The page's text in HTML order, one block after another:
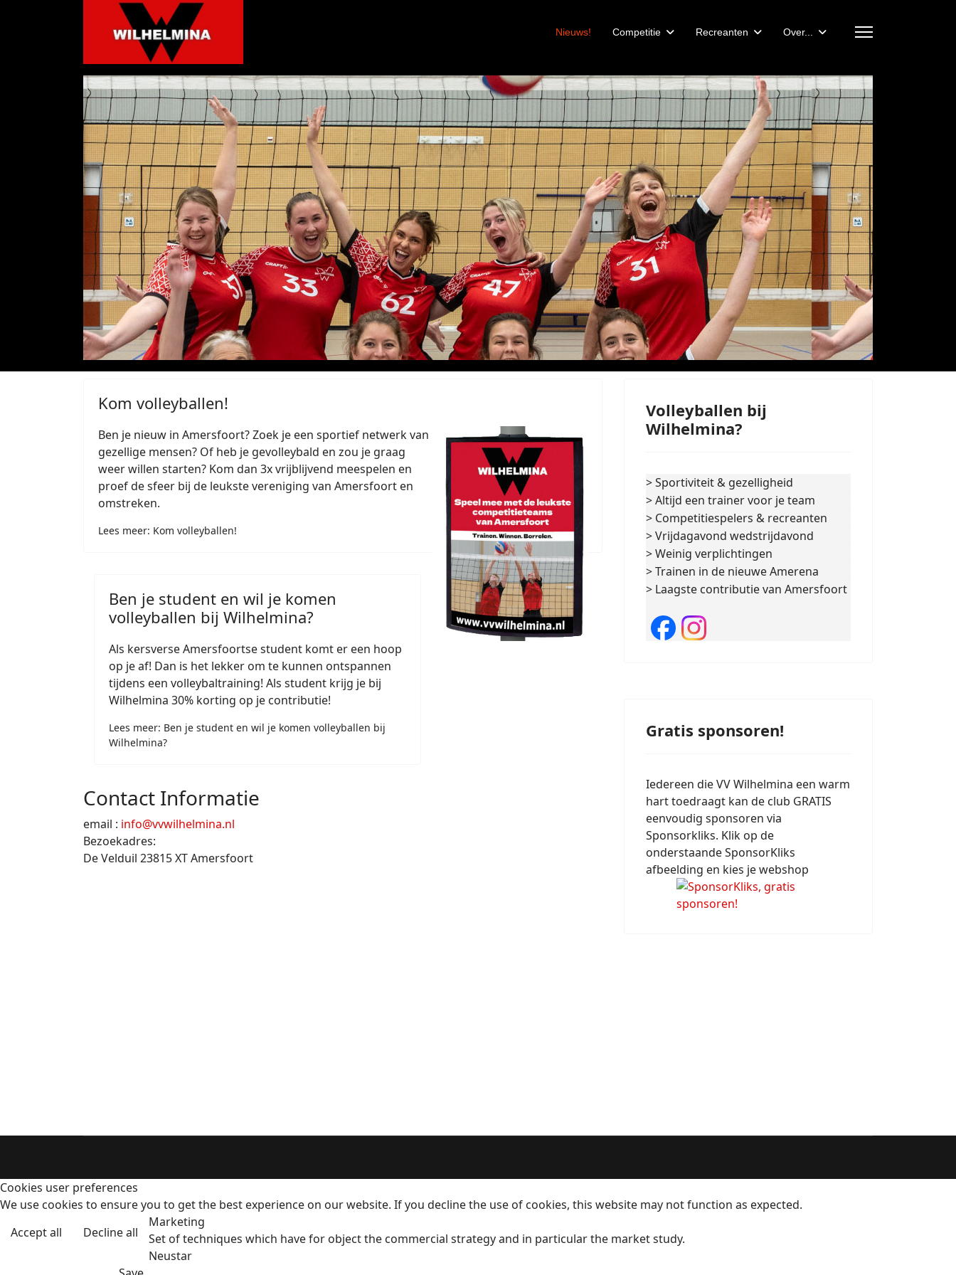
Nieuws! Competitie Recreanten Over...
Kom volleyballen!
Ben je nieuw in Amersfoort? Zoek je een sportief netwerk van
gezellige mensen? Of heb je gevolleybald en zou je graag
weer willen starten? Kom dan 3x vrijblijvend meespelen en
proef de sfeer bij de leukste vereniging van Amersfoort en
omstreken.
Lees meer: Kom volleyballen!
Ben je student en wil je komen
volleyballen bij Wilhelmina?
Als kersverse Amersfoortse student komt er een hoop
op je af! Dan is het lekker om te kunnen ontspannen
tijdens een volleybaltraining! Als student krijg je bij
Wilhelmina 30% korting op je contributie!
Lees meer: Ben je student en wil je komen volleyballen bij
Wilhelmina?
Contact Informatie
email : info@vvwilhelmina.nl
Bezoekadres:
De Velduil 23815 XTAmersfoort
Volleyballen bij
Wilhelmina?
> Sportiviteit & gezelligheid
> Altijd een trainer voor je team
> Competitiespelers & recreanten
> Vrijdagavond wedstrijdavond
> Weinig verplichtingen
> Trainen in de nieuwe Amerena
> Laagste contributie van Amersfoort
Gratis sponsoren!
Iedereen die VV Wilhelmina een warm
hart toedraagt kan de club GRATIS
eenvoudig sponsoren via
Sponsorkliks. Klik op de
onderstaande SponsorKliks
afbeelding en kies je webshop
Cookies user preferences
We use cookies to ensure you to get the best experience on our website. If you decline the use of cookies, this website may not function as expected.
Accept all
Decline all
Marketing
Set of techniques which have for object the commercial strategy and in particular the market study.
Neustar